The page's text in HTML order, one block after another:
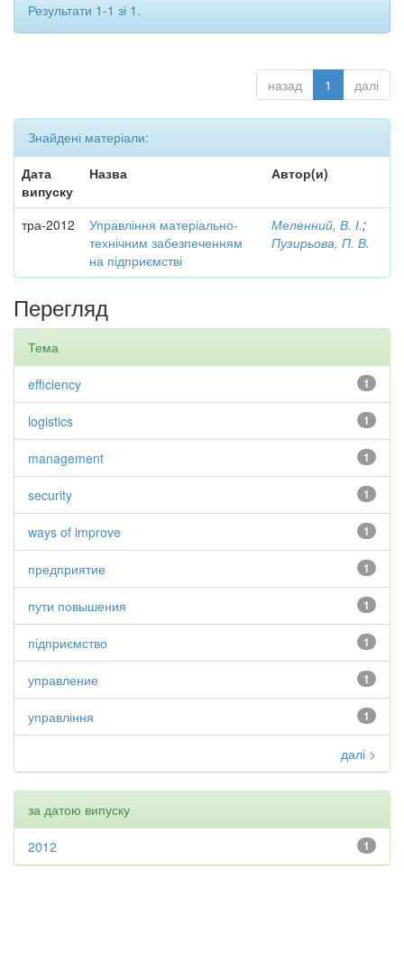
Результати 1-1 зі 1.
назад 1 далі
Знайдені матеріали:
Дата
випуску
Назва Автор(и)
тра-2012
Управління матеріально-
технічним забезпеченням
на підприємстві
Меленний, В. І.;
Пузирьова, П. В.
Перегляд
Тема
1
efficiency
1
logistics
1
management
1
security
1
ways of improve
1
предприятие
1
пути повышения
1
підприємство
1
управление
1
управління
далі >
за датою випуску
1
2012